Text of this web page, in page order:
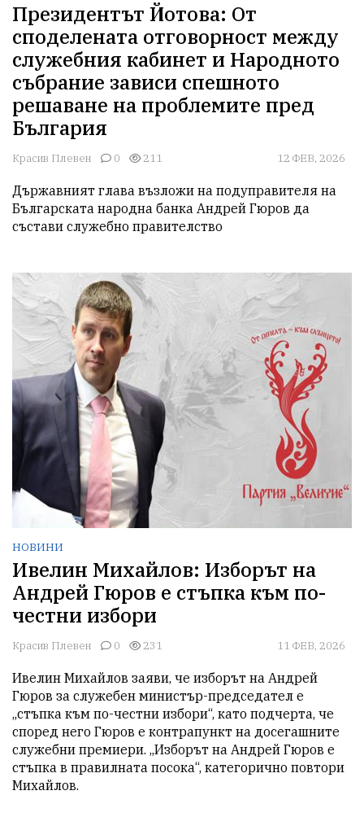
Президентът Йотова: От
споделената отговорност между
служебния кабинет и Народното
събрание зависи спешното
решаване на проблемите пред
България
Красив Плевен 0 211 12 ФЕВ, 2026
Държавният глава възложи на подуправителя на
Българската народна банка Андрей Гюров да
състави служебно правителство
НОВИНИ
Ивелин Михайлов: Изборът на
Андрей Гюров е стъпка към по-
честни избори
Красив Плевен 0 231 11 ФЕВ, 2026
Ивелин Михайлов заяви, че изборът на Андрей
Гюров за служебен министър-председател е
„стъпка към по-честни избори“, като подчерта, че
според него Гюров е контрапункт на досегашните
служебни премиери. „Изборът на Андрей Гюров е
стъпка в правилната посока“, категорично повтори
Михайлов.